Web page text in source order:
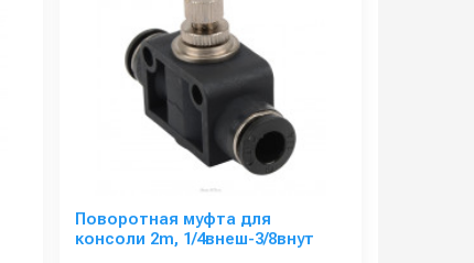
Поворотная муфта для
консоли 2m, 1/4внеш-3/8внут